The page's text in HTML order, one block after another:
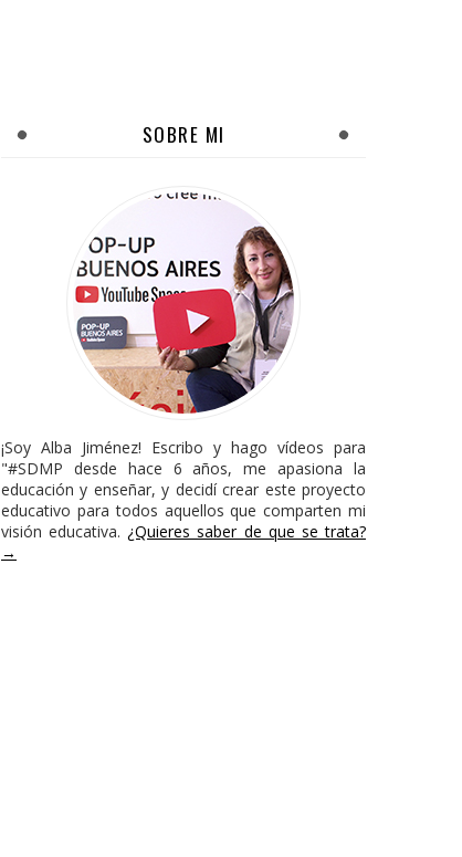
SOBRE MI
¡Soy Alba Jiménez! Escribo y hago vídeos para
"#SDMP desde hace 6 años, me apasiona la
educación y enseñar, y decidí crear este proyecto
educativo para todos aquellos que comparten mi
visión educativa. ¿Quieres saber de que se trata?
→